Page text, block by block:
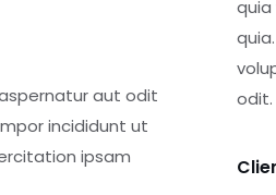
aut odit
incididunt ut
ipsam
odit.